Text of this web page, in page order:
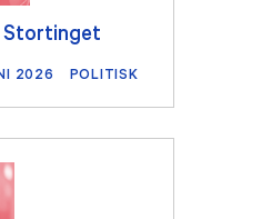
Stortinget
2026 POLITISK